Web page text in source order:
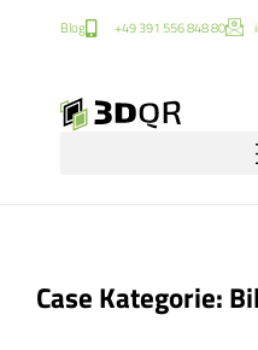
Blog +49 391 556 848 80
Case Kategorie: